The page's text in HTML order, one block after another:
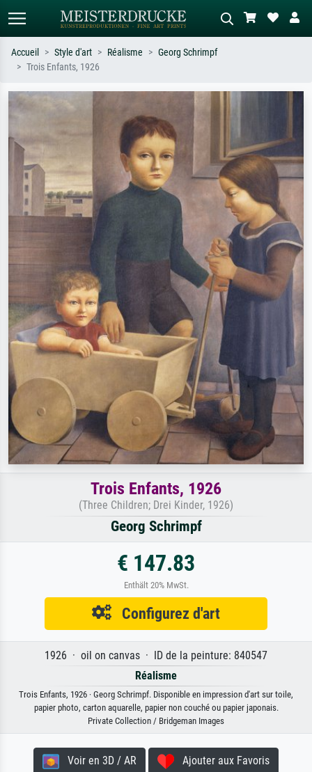
Recherchez par artiste, titre ou style –
impressionnisme, vague de Hokusai,
Décrivez la scène – ex. prairie verte,
tableau sombre, nu debout près d'un
Accueil Style d'art Réalisme
Georg Schrimpf
Trois Enfants, 1926
Trois Enfants, 1926
(Three Children; Drei Kinder, 1926)
Georg Schrimpf
€ 147.83
Enthält 20% MwSt.
Configurez d'art
1926 · oil on canvas · ID de la peinture: 840547
Réalisme
Trois Enfants, 1926 · Georg Schrimpf. Disponible en impression d'art sur toile,
papier photo, carton aquarelle, papier non couché ou papier japonais.
Private Collection / Bridgeman Images
Voir en 3D / AR Ajouter aux Favoris